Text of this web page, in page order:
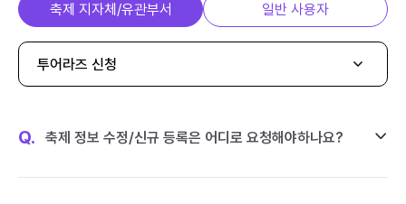
축제 지자체/유관부서 일반 사용자
투어라즈 신청
Q. 축제 정보 수정/신규 등록은 어디로 요청해야하나요?